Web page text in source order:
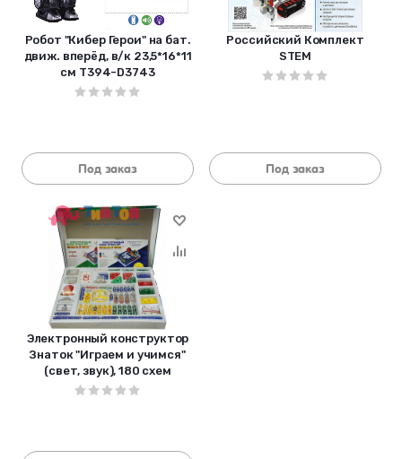
Робот "Кибер Герои" на бат.
движ. вперёд, в/к 23,5*16*11
см T394-D3743
Под заказ
Российский Комплект
STEM
Под заказ
Электронный конструктор
Знаток "Играем и учимся"
(свет, звук), 180 схем